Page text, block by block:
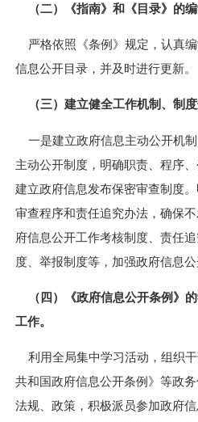
（二）《指南》和《目录》的
严格依照《条例》规定，认真
信息公开目录，并及时进行更新。
（三）建立健全工作机制、制度
一是建立政府信息主动公开机
主动公开制度，明确职责、程序
建立政府信息发布保密审查制度
审查程序和责任追究办法，确保
府信息公开工作考核制度、责任
度、举报制度等，加强政府信息公
（四）《政府信息公开条例》
工作。
利用全局集中学习活动，组织
共和国政府信息公开条例》等政
法规、政策，积极派员参加政府